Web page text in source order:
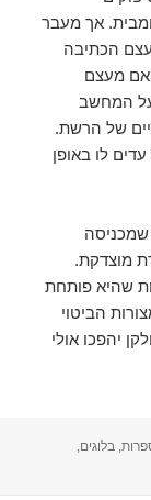
אך מעבר
הכתיבה
מעצם
המחשב
של הרשת.
לו באופן
שמכניסה
מוצדקת.
שהיא פותחת
הביטוי
יהפכו אולי
בלוגים